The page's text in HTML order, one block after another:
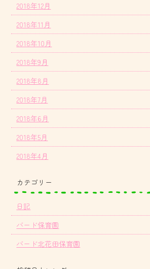
2018年12月
2018年11月
2018年10月
2018年9月
2018年8月
2018年7月
2018年6月
2018年5月
2018年4月
カテゴリー
日記
バード保育園
バード北花田保育園